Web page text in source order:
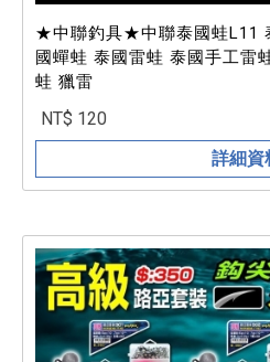
★中聯釣具★中聯泰國蛙L11
國蟬蛙 泰國雷蛙 泰國手工雷
蛙 獵雷
NT$ 120
詳細資